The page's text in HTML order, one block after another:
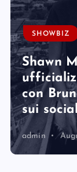
SHOWBIZ
Shawn
con
sui
admin